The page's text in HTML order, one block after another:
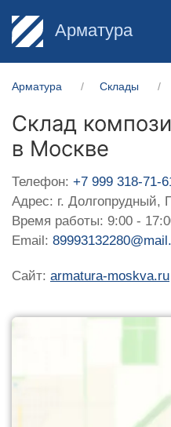
Арматура
Арматура Склады
Склад
в Москве
Телефон: +7 999 318-71-
Адрес: г.
Время работы: 9:00 -
Email:
Сайт: armatura-moskva.ru